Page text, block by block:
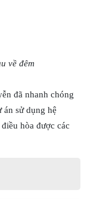
về đêm
đã nhanh chóng
sử dụng hệ
hòa được các